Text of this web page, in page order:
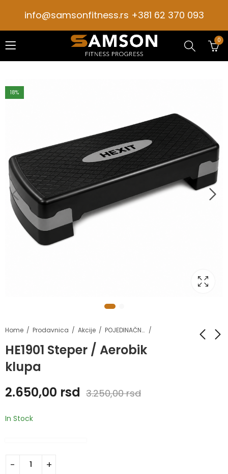
info@samsonfitness.rs +381 62 370 093
0
18%
Home Prodavnica Akcije POJEDINAČNI POPUSTI
HE1901 Steper / Aerobik
klupa
2.650,00 rsd 3.250,00rsd
In Stock